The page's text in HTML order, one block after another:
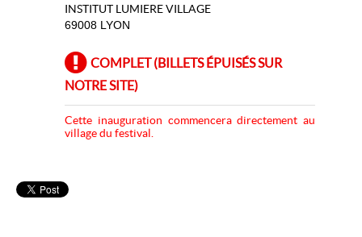
INSTITUT LUMIERE VILLAGE
69008 LYON
COMPLET (BILLETS ÉPUISÉS SUR
NOTRE SITE)
Cette inauguration commencera directement au
village du festival.